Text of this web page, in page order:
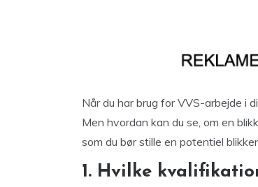
Når du har brug for VVS-arbejde i
Men hvordan kan du se, om en
som du bør stille en potentiel
1. Hvilke